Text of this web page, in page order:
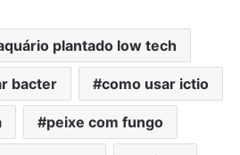
plantado low tech
bacter como usar ictio
peixe com fungo